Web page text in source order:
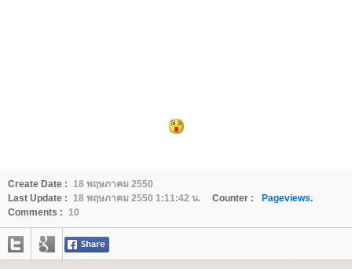
Create Date : 18 พฤษภาคม 2550
Last Update : 18 พฤษภาคม 2550 1:11:42 น. Counter :
Pageviews.
Comments : 10